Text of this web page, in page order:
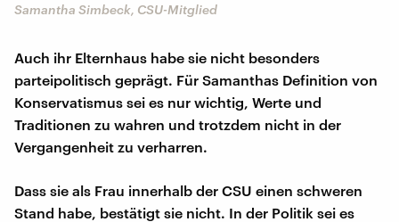
Samantha Simbeck, CSU-Mitglied
Auch ihr Elternhaus habe sie nicht besonders
parteipolitisch geprägt. Für Samanthas Definition von
Konservatismus sei es nur wichtig, Werte und
Traditionen zu wahren und trotzdem nicht in der
Vergangenheit zu verharren.
Dass sie als Frau innerhalb der CSU einen schweren
Stand habe, bestätigt sie nicht. In der Politik sei es